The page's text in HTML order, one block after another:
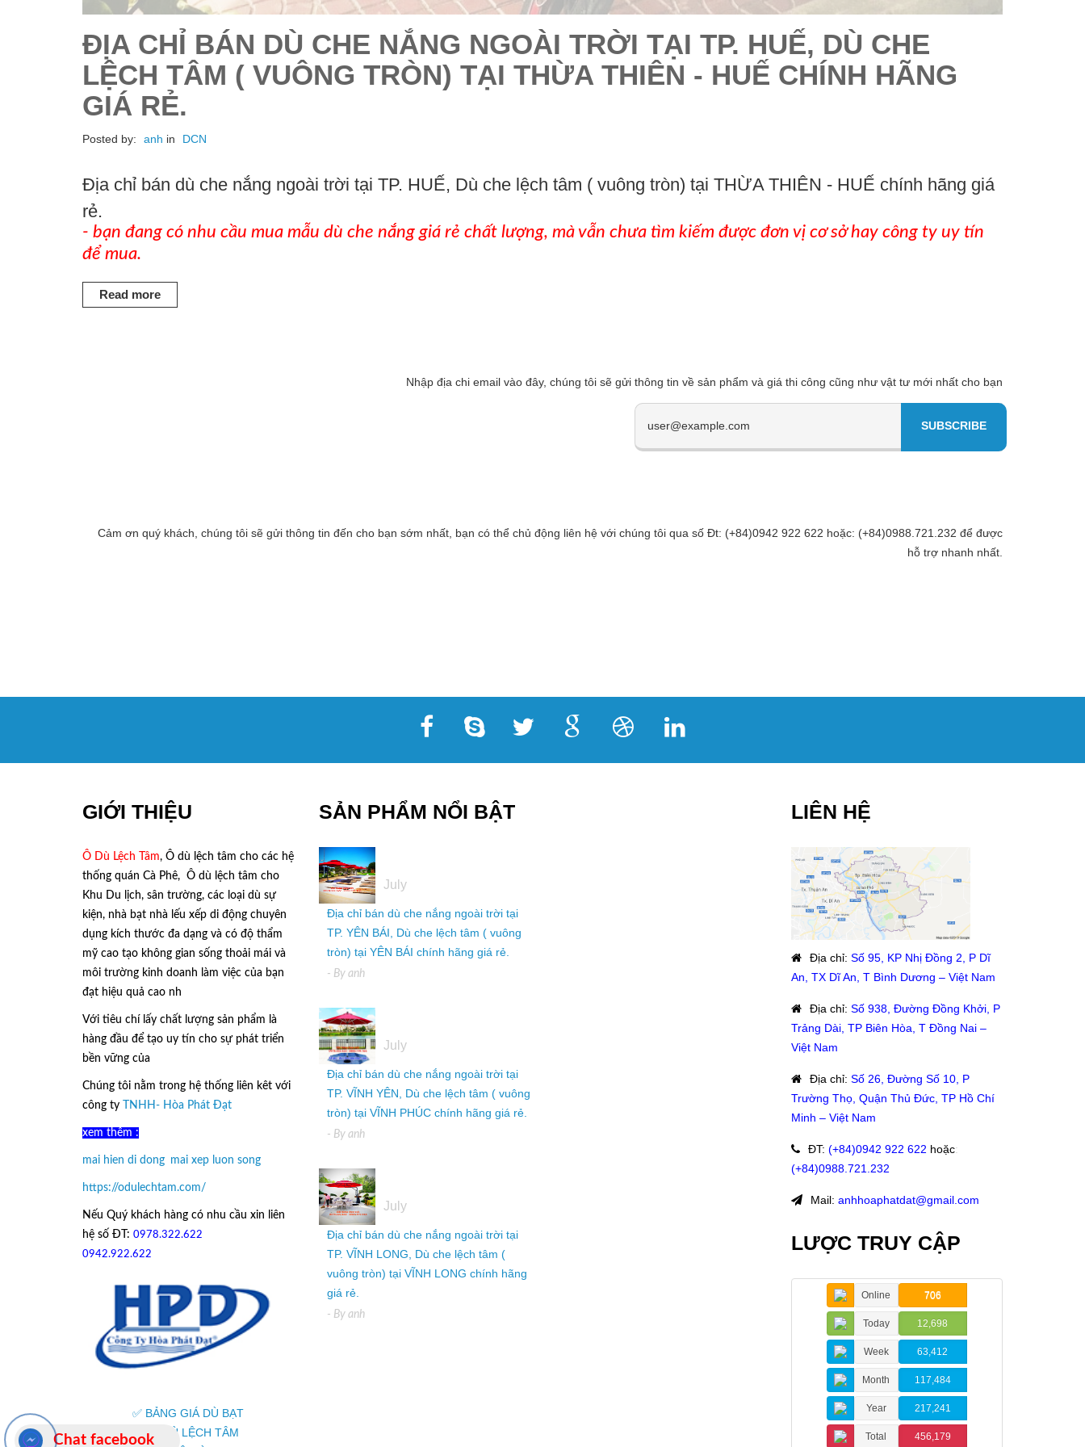
ĐỊA CHỈ BÁN DÙ CHE NẮNG NGOÀI TRỜI TẠI TP. HUẾ, DÙ CHE
LỆCH TÂM ( VUÔNG TRÒN) TẠI THỪA THIÊN - HUẾ CHÍNH HÃNG
GIÁ RẺ.
Posted by: anh in DCN
Địa chỉ bán dù che nắng ngoài trời tại TP. HUẾ, Dù che lệch tâm ( vuông tròn) tại THỪA THIÊN - HUẾ chính hãng giá
rẻ.
- bạn đang có nhu cầu mua mẫu dù che nắng giá rẻ chất lượng, mà vẫn chưa tìm kiếm được đơn vị cơ sở hay công ty uy tín
để mua.
Read more
Nhập địa chi email vào đây, chúng tôi sẽ gửi thông tin về sản phẩm và giá thi công cũng như vật tư mới nhất cho bạn
Cảm ơn quý khách, chúng tôi sẽ gửi thông tin đến cho bạn sớm nhất, bạn có thể chủ động liên hệ với chúng tôi qua số Đt: (+84)0942 922 622 hoặc: (+84)0988.721.232 để được
hỗ trợ nhanh nhất.
GIỚI THIỆU
Ô Dù Lệch Tâm, Ô dù lệch tâm cho các hệ
thống quán Cà Phê, Ô dù lệch tâm cho
Khu Du lịch, sân trường, các loại dù sự
kiện, nhà bạt nhà lếu xếp di động chuyên
dụng kích thước đa dạng và có độ thẩm
mỹ cao tạo không gian sống thoải mái và
môi trường kinh doanh làm việc của bạn
đạt hiệu quả cao nh
Với tiêu chí lấy chất lượng sản phẩm là
hàng đầu để tạo uy tín cho sự phát triển
bền vững của
Chúng tôi nằm trong hệ thống liên kêt với
công ty
TNHH- Hòa Phát Đạt
xem thêm :
mai hien di dong mai xep luon song
https://odulechtam.com/
Nếu Quý khách hàng có nhu cầu xin liên
hệ số ĐT: 0978.322.622
0942.922.622
✅ BẢNG GIÁ DÙ BẠT
✅ Ô DÙ LỆCH TÂM
SẢN PHẨM NỔI BẬT
July
Địa chỉ bán dù che nắng ngoài trời tại
TP. YÊN BÁI, Dù che lệch tâm ( vuông
tròn) tại YÊN BÁI chính hãng giá rẻ.
- By anh
July
Địa chỉ bán dù che nắng ngoài trời tại
TP. VĨNH YÊN, Dù che lệch tâm ( vuông
tròn) tại VĨNH PHÚC chính hãng giá rẻ.
- By anh
July
Địa chỉ bán dù che nắng ngoài trời tại
TP. VĨNH LONG, Dù che lệch tâm (
vuông tròn) tại VĨNH LONG chính hãng
giá rẻ.
- By anh
LIÊN HỆ
Địa chỉ: Số 95, KP Nhị Đồng 2, P Dĩ
An, TX Dĩ An, T Bình Dương – Việt Nam
Địa chỉ: Số 938, Đường Đồng Khởi, P
Trảng Dài, TP Biên Hòa, T Đồng Nai –
Việt Nam
Địa chỉ: Số 26, Đường Số 10, P
Trường Thọ, Quận Thủ Đức, TP Hồ Chí
Minh – Việt Nam
ĐT: (+84)0942 922 622 hoặc:
(+84)0988.721.232
Mail: anhhoaphatdat@gmail.com
LƯỢC TRUY CẬP
Online 706
Today 12,698
Week 63,412
Month 117,484
Year 217,241
Total 456,179
Chat facebook